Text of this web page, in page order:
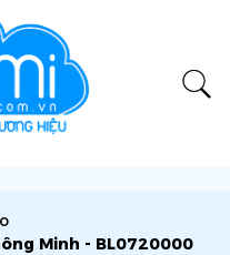
Minh - BL0720000